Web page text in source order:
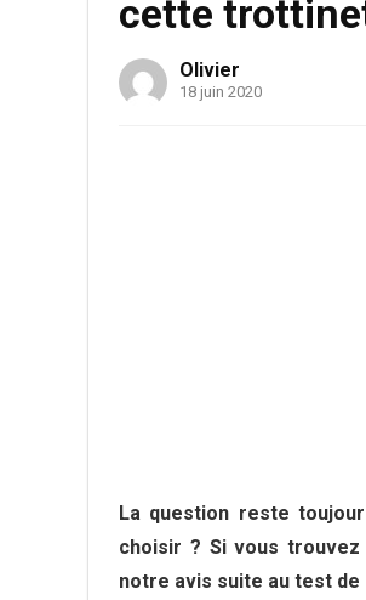
cette
Olivier
18 juin 2020
La question reste
choisir ? Si vous
notre avis suite au test de